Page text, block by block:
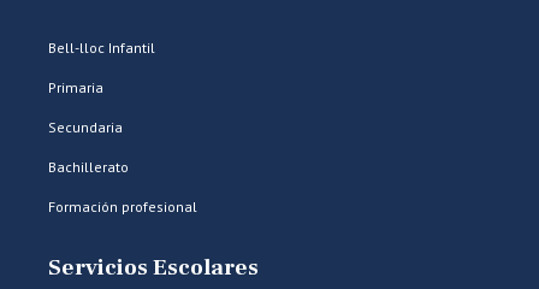
Bell-lloc Infantil
Primaria
Secundaria
Bachillerato
Formación profesional
Servicios Escolares